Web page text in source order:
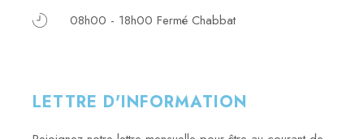
08h00 - 18h00 Fermé Chabbat
LETTRE D'INFORMATION